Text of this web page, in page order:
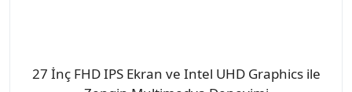
27 İnç FHD IPS Ekran ve Intel UHD Graphics ile